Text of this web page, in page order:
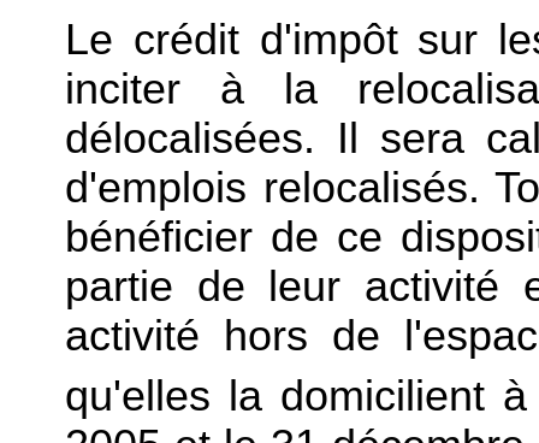
Le crédit d'impôt sur
inciter à la
délocalisées. Il sera
d'emplois relocalisés.
bénéficier de ce
partie de leur activité
activité hors de
qu'elles la domicilient